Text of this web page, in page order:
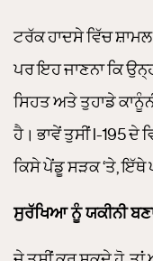
ਟਰੱਕ ਹਾਦਸੇ ਵਿੱਚ
ਪਰ ਇਹ ਜਾਣਨਾ ਕਿ
ਸਿਹਤ ਅਤੇ ਤੁਹਾਡੇ
ਹੈ। ਭਾਵੇਂ ਤੁਸੀਂ I-195
ਕਿਸੇ ਪੇਂਡੂ ਸੜਕ ‘ਤੇ, ਇੱਥੇ
ਸੁਰੱਖਿਆ ਨੂੰ ਯਕੀਨੀ